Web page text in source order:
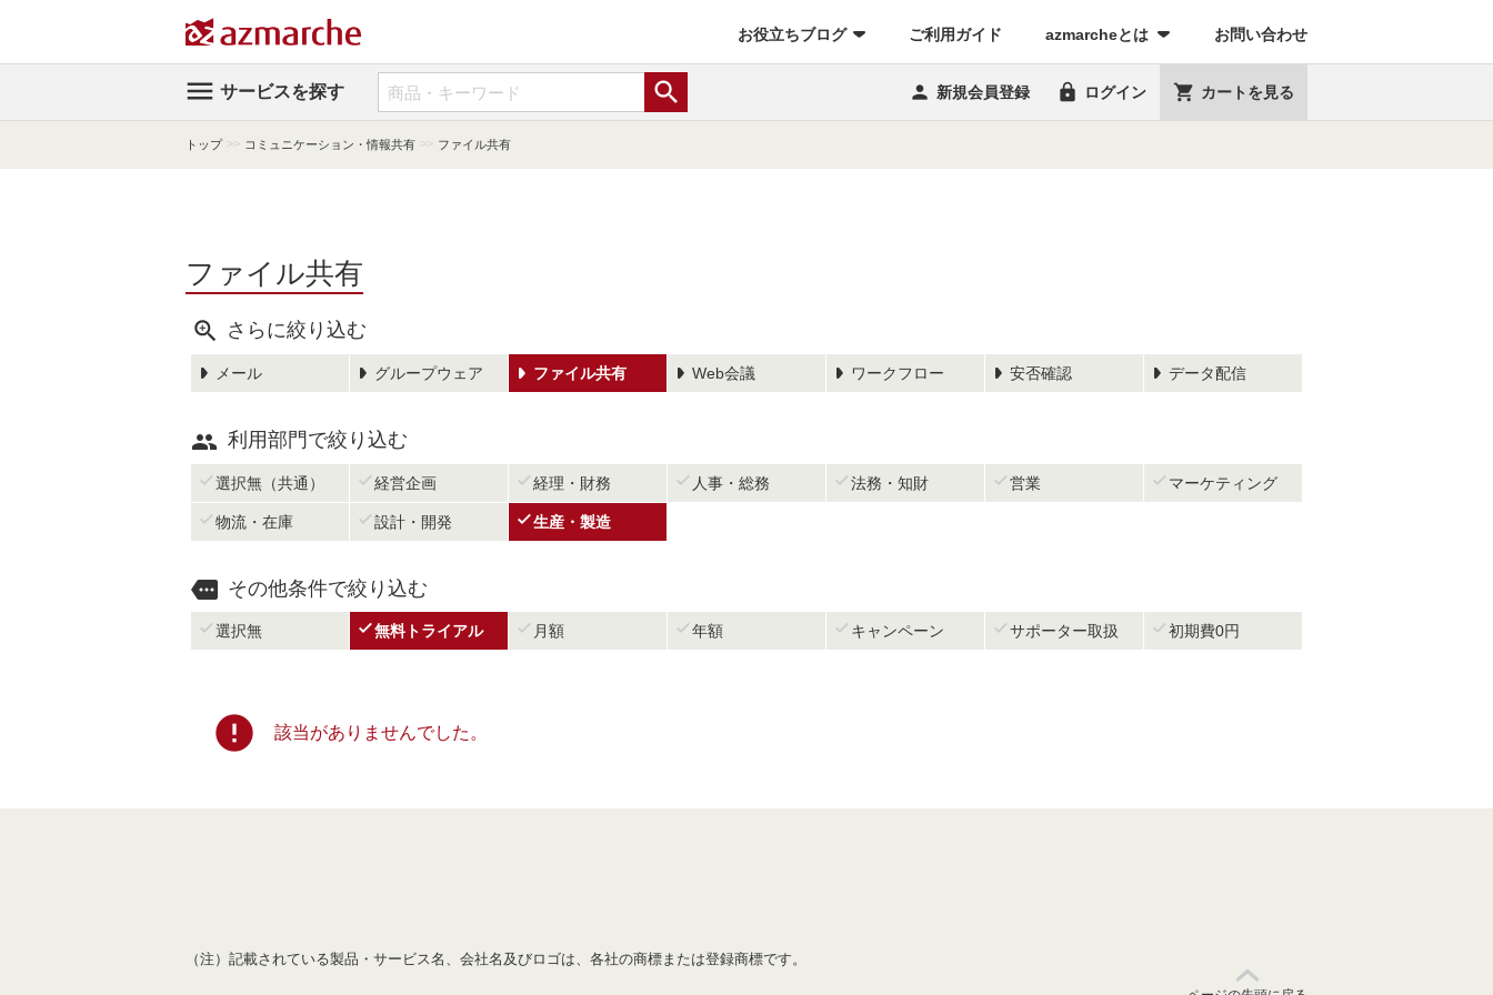
お役立ちブログ ご利用ガイド (current)azmarcheとは お問い合わせ
 サービスを探す   新規会員登録  ログイン  カートを見る
トップ >> コミュニケーション・情報共有 >> ファイル共有
ファイル共有
 さらに絞り込む
メール グループウェア ファイル共有 Web会議 ワークフロー 安否確認 データ配信
 利用部門で絞り込む
 選択無（共通）  経営企画  経理・財務  人事・総務  法務・知財  営業  マーケティング
 物流・在庫  設計・開発 生産・製造
 その他条件で絞り込む
 選択無 無料トライアル  月額  年額  キャンペーン  サポーター取扱  初期費0円
error 該当がありませんでした。
（注）記載されている製品・サービス名、会社名及びロゴは、各社の商標または登録商標です。